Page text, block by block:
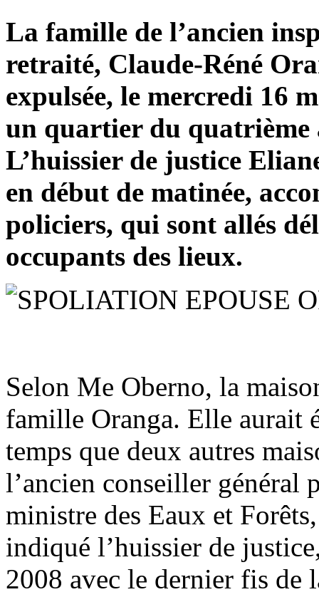
La famille de l’ancien
retraité, Claude-Réné
expulsée, le mercredi 16
un quartier du quatrième
L’huissier de justice
en début de matinée,
policiers, qui sont allés
occupants des lieux.
Selon Me Oberno, la
famille Oranga. Elle aurait
temps que deux autres
l’ancien conseiller général
ministre des Eaux et
indiqué l’huissier de
2008 avec le dernier fis de